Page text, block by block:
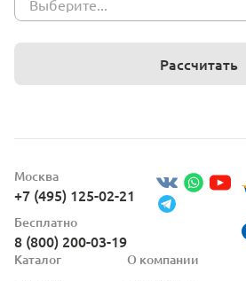
Рассчитать
Москва
+7 (495) 125-02-21
Бесплатно
8 (800) 200-03-19
Каталог О компании